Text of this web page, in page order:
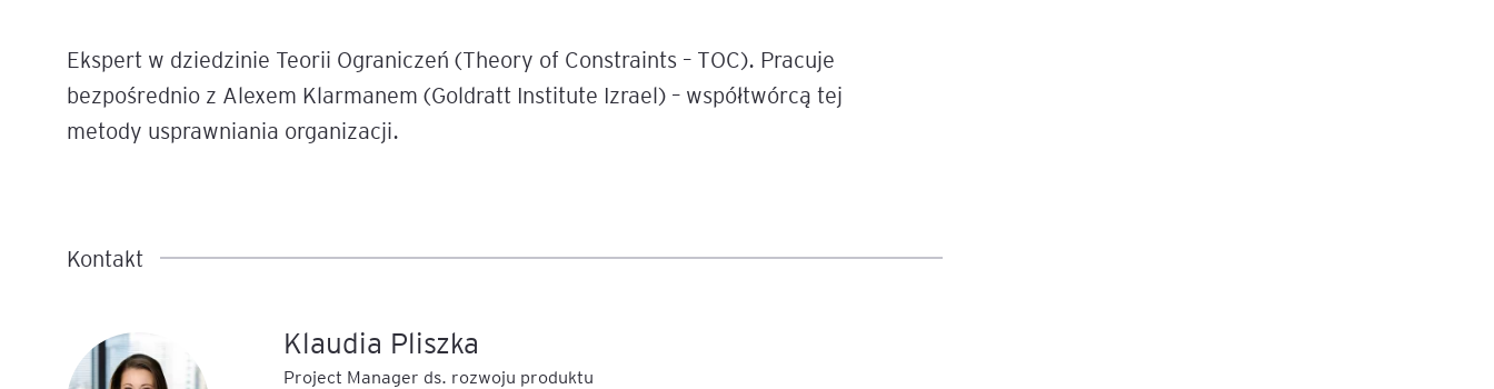
Ekspert w dziedzinie Teorii Ograniczeń (Theory of Constraints – TOC). Pracuje
bezpośrednio z Alexem Klarmanem (Goldratt Institute Izrael) – współtwórcą tej
metody usprawniania organizacji.
Kontakt
Klaudia Pliszka
Project Manager ds. rozwoju produktu